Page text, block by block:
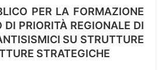
PER LA FORMAZIONE
DI PRIORITÀ REGIONALE DI
SU STRUTTURE
STRATEGICHE